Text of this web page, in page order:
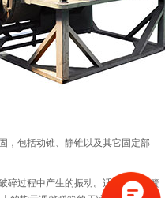
包括动锥、静锥以及其它固定部
过程中产生的振动。适当调整弹簧